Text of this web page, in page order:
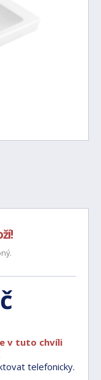
v tuto chvíli
telefonicky.